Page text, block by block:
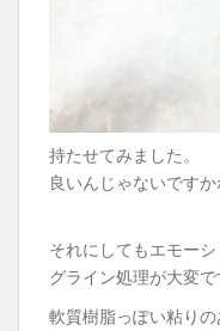
持たせてみました。
良いんじゃないですか
それにしてもエモー
グライン処理が大変で
軟質樹脂っぽい粘り